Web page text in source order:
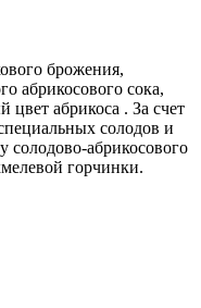
брожения,
абрикосового сока,
цвет абрикоса . За счет
солодов и
солодово-абрикосового
горчинки.